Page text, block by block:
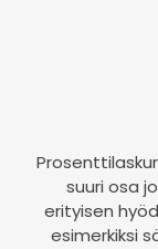
suuri osa
erityisen
esimerkiksi